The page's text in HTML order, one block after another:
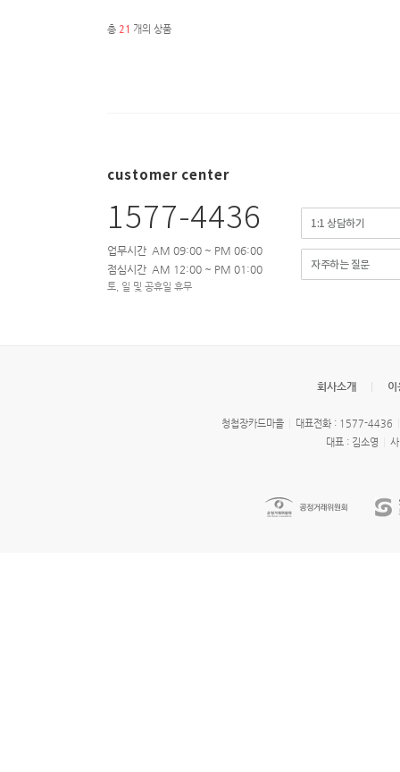
총 21 개의 상품
customer center
1577-4436
업무시간 AM 09:00 ~ PM 06:00
점심시간 AM 12:00 ~ PM 01:00
토, 일 및 공휴일 휴무
1:1 상담하기
자주하는 질문
회사소개 이
청첩장카드마을
대표전화 : 1577-4436
대표 : 김소영